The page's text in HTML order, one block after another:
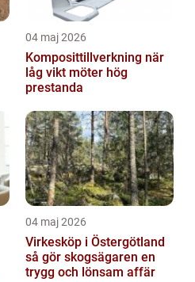
04 maj 2026
Komposittillverkning när
låg vikt möter hög
prestanda
04 maj 2026
Virkesköp i Östergötland
så gör skogsägaren en
trygg och lönsam affär